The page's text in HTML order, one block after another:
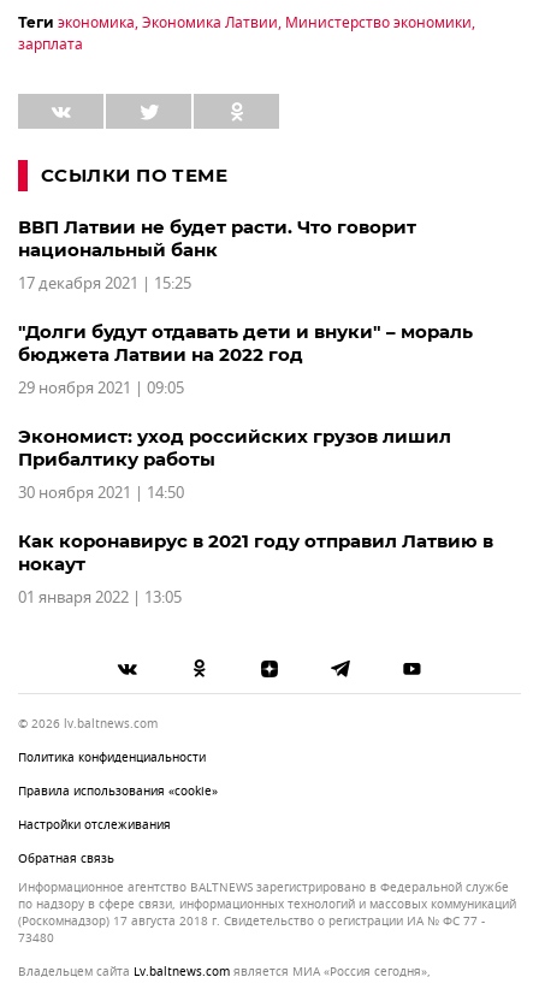
Теги экономика,Экономика Латвии, Министерство экономики,
зарплата
ССЫЛКИ ПО ТЕМЕ
ВВП Латвии не будет расти. Что говорит
национальный банк
17 декабря 2021 | 15:25
"Долги будут отдавать дети и внуки" – мораль
бюджета Латвии на 2022 год
29 ноября 2021 | 09:05
Экономист: уход российских грузов лишил
Прибалтику работы
30 ноября 2021 | 14:50
Как коронавирус в 2021 году отправил Латвию в
нокаут
01 января 2022 | 13:05
© 2026 lv.baltnews.com
Политика конфиденциальности
Правила использования «cookie»
Настройки отслеживания
Обратная связь
Информационное агентство BALTNEWS зарегистрировано в Федеральной службе
по надзору в сфере связи, информационных технологий и массовых коммуникаций
(Роскомнадзор) 17 августа 2018 г. Свидетельство о регистрации ИА № ФС 77 -
73480
Владельцем сайта lv.baltnews.com является МИА «Россия сегодня»,